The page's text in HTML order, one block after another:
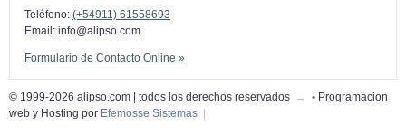
Teléfono: (+54911) 61558693
Email: info@alipso.com
Formulario de Contacto Online »
© 1999-2026 alipso.com | todos los derechos reservados → • Programacion
web y Hosting por Efemosse Sistemas |